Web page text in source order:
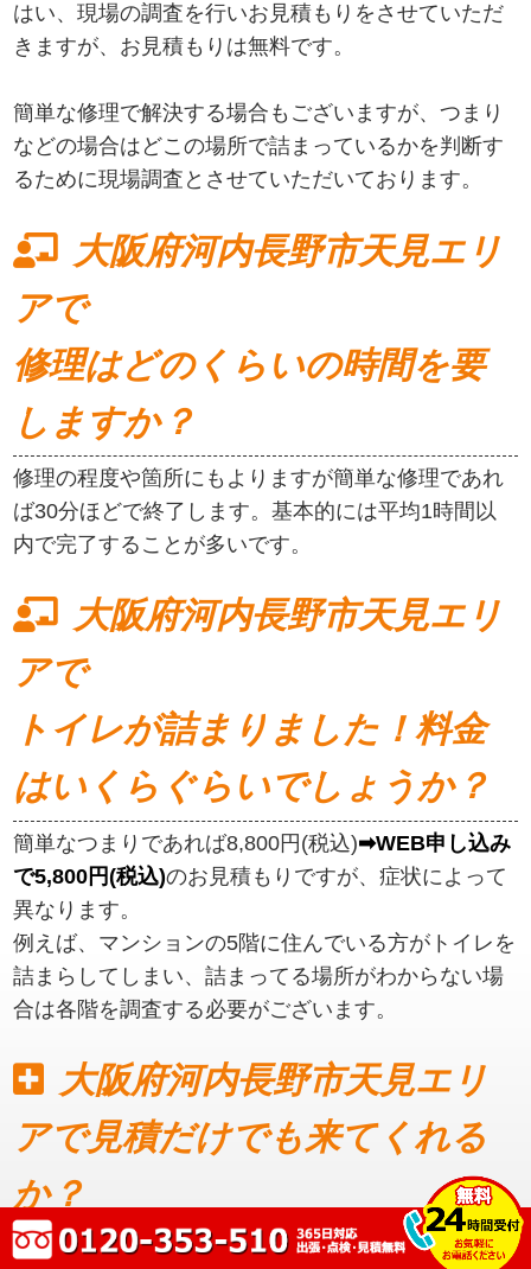
はい、現場の調査を行いお見積もりをさせていただ
きますが、お見積もりは無料です。
簡単な修理で解決する場合もございますが、つまり
などの場合はどこの場所で詰まっているかを判断す
るために現場調査とさせていただいております。
大阪府河内長野市天見エリ
アで
修理はどのくらいの時間を要
しますか？
修理の程度や箇所にもよりますが簡単な修理であれ
ば30分ほどで終了します。基本的には平均1時間以
内で完了することが多いです。
大阪府河内長野市天見エリ
アで
トイレが詰まりました！料金
はいくらぐらいでしょうか？
簡単なつまりであれば8,800円(税込)➡WEB申し込み
で5,800円(税込)のお見積もりですが、症状によって
異なります。
例えば、マンションの5階に住んでいる方がトイレを
詰まらしてしまい、詰まってる場所がわからない場
合は各階を調査する必要がございます。
大阪府河内長野市天見エリ
アで見積だけでも来てくれる
か？
見積もりだけでも可能です。